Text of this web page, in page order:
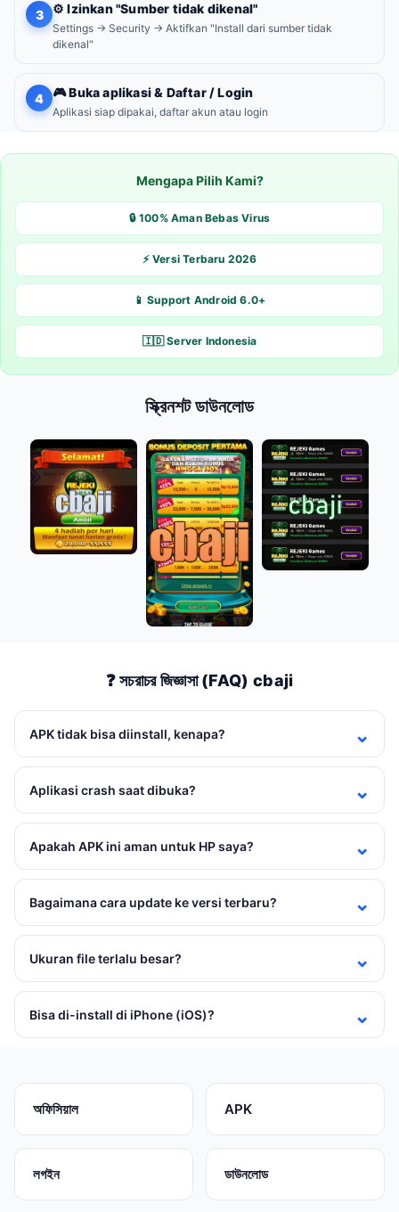
3 ⚙️ Izinkan "Sumber tidak dikenal"
Settings → Security → Aktifkan "Install dari sumber tidak
dikenal"
4 🎮 Buka aplikasi & Daftar / Login
Aplikasi siap dipakai, daftar akun atau login
Mengapa Pilih Kami?
🔒 100% Aman Bebas Virus
⚡ Versi Terbaru 2026
📱 Support Android 6.0+
🇮🇩 Server Indonesia
স্ক্রিনশট ডাউনলোড
❓ সচরাচর জিজ্ঞাসা (FAQ) cbaji
APK tidak bisa diinstall, kenapa?
Aplikasi crash saat dibuka?
Apakah APK ini aman untuk HP saya?
Bagaimana cara update ke versi terbaru?
Ukuran file terlalu besar?
Bisa di-install di iPhone (iOS)?
অফিসিয়াল APK
লগইন ডাউনলোড